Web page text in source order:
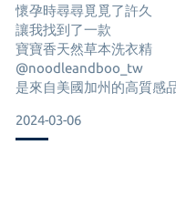
燕麥爽身粉也很好用～～
尤其是常恩大腿肚子很多層
洗完澡擦乾直接輕拍在他
懷孕時尋尋覓覓了許久
讓我找到了一款
寶寶香天然草本洗衣精
@noodleandboo_tw
是來自美國加州的高質感
2024-03-06